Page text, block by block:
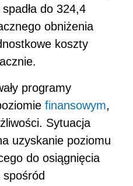
do 324,4
obniżenia
koszty
programy
finansowym,
Sytuacja
uzyskanie poziomu
do osiągnięcia